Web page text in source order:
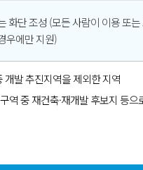
화단 조성 (모든 사람이 이용 또는
우에만 지원)
발 추진지역을 제외한 지역
역 중 재건축·재개발 후보지 등으